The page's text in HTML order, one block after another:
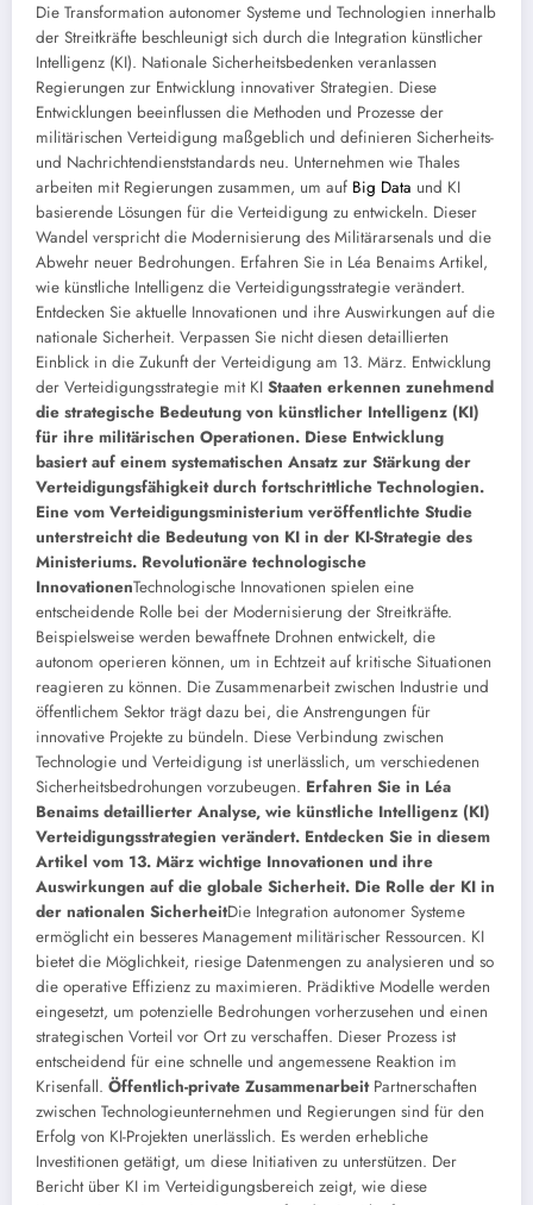
Die Transformation autonomer Systeme und Technologien innerhalb
der Streitkräfte beschleunigt sich durch die Integration künstlicher
Intelligenz (KI). Nationale Sicherheitsbedenken veranlassen
Regierungen zur Entwicklung innovativer Strategien. Diese
Entwicklungen beeinflussen die Methoden und Prozesse der
militärischen Verteidigung maßgeblich und definieren Sicherheits-
und Nachrichtendienststandards neu. Unternehmen wie Thales
arbeiten mit Regierungen zusammen, um auf Big Data und KI
basierende Lösungen für die Verteidigung zu entwickeln. Dieser
Wandel verspricht die Modernisierung des Militärarsenals und die
Abwehr neuer Bedrohungen. Erfahren Sie in Léa Benaims Artikel,
wie künstliche Intelligenz die Verteidigungsstrategie verändert.
Entdecken Sie aktuelle Innovationen und ihre Auswirkungen auf die
nationale Sicherheit. Verpassen Sie nicht diesen detaillierten
Einblick in die Zukunft der Verteidigung am 13. März. Entwicklung
der Verteidigungsstrategie mit KI Staaten erkennen zunehmend
die strategische Bedeutung von künstlicher Intelligenz (KI)
für ihre militärischen Operationen. Diese Entwicklung
basiert auf einem systematischen Ansatz zur Stärkung der
Verteidigungsfähigkeit durch fortschrittliche Technologien.
Eine vom Verteidigungsministerium veröffentlichte Studie
unterstreicht die Bedeutung von KI in der KI-Strategie des
Ministeriums. Revolutionäre technologische
InnovationenTechnologische Innovationen spielen eine
entscheidende Rolle bei der Modernisierung der Streitkräfte.
Beispielsweise werden bewaffnete Drohnen entwickelt, die
autonom operieren können, um in Echtzeit auf kritische Situationen
reagieren zu können. Die Zusammenarbeit zwischen Industrie und
öffentlichem Sektor trägt dazu bei, die Anstrengungen für
innovative Projekte zu bündeln. Diese Verbindung zwischen
Technologie und Verteidigung ist unerlässlich, um verschiedenen
Sicherheitsbedrohungen vorzubeugen. Erfahren Sie in Léa
Benaims detaillierter Analyse, wie künstliche Intelligenz (KI)
Verteidigungsstrategien verändert. Entdecken Sie in diesem
Artikel vom 13. März wichtige Innovationen und ihre
Auswirkungen auf die globale Sicherheit. Die Rolle der KI in
der nationalen SicherheitDie Integration autonomer Systeme
ermöglicht ein besseres Management militärischer Ressourcen. KI
bietet die Möglichkeit, riesige Datenmengen zu analysieren und so
die operative Effizienz zu maximieren. Prädiktive Modelle werden
eingesetzt, um potenzielle Bedrohungen vorherzusehen und einen
strategischen Vorteil vor Ort zu verschaffen. Dieser Prozess ist
entscheidend für eine schnelle und angemessene Reaktion im
Krisenfall. Öffentlich-private ZusammenarbeitPartnerschaften
zwischen Technologieunternehmen und Regierungen sind für den
Erfolg von KI-Projekten unerlässlich. Es werden erhebliche
Investitionen getätigt, um diese Initiativen zu unterstützen. Der
Bericht über KI im Verteidigungsbereich zeigt, wie diese